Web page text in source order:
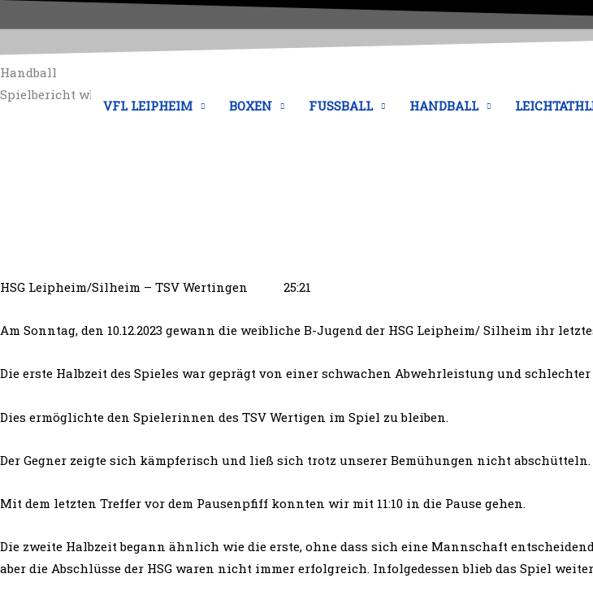
Inhalt
springen
VFL LEIPHEIM BOXEN FUSSBALL HANDBALL
Handball
Spielbericht wB-Jugend gegen TSV Wertingen
HSG Leipheim/Silheim – TSV Wertingen 25:21
Am Sonntag, den 10.12.2023 gewann die weibliche B-Jugend der HSG Leipheim/ Silheim ihr
Die erste Halbzeit des Spieles war geprägt von einer schwachen Abwehrleistung und
Dies ermöglichte den Spielerinnen des TSV Wertigen im Spiel zu bleiben.
Der Gegner zeigte sich kämpferisch und ließ sich trotz unserer Bemühungen nicht abschütteln.
Mit dem letzten Treffer vor dem Pausenpfiff konnten wir mit 11:10 in die Pause gehen.
Die zweite Halbzeit begann ähnlich wie die erste, ohne dass sich eine Mannschaft
aber die Abschlüsse der HSG waren nicht immer erfolgreich. Infolgedessen blieb das Spiel